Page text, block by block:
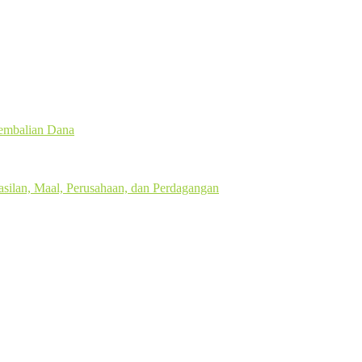
Dana
Maal, Perusahaan, dan Perdagangan